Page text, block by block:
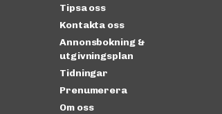
Tipsa oss
Kontakta oss
Annonsbokning &
utgivningsplan
Tidningar
Prenumerera
Om oss